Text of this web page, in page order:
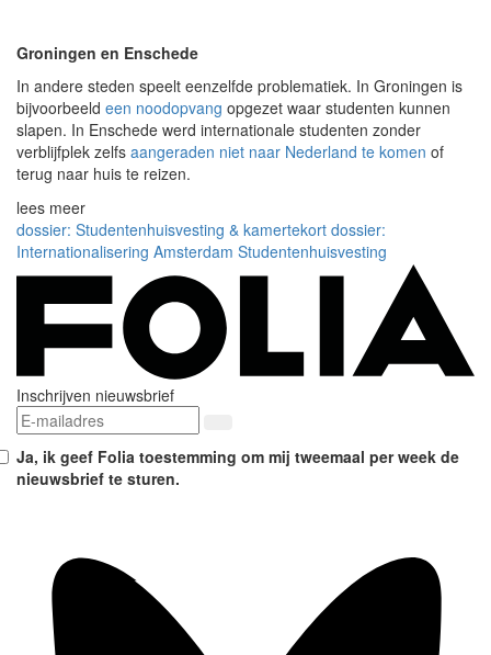
Groningen en Enschede
In andere steden speelt eenzelfde problematiek. In Groningen is
bijvoorbeeld een noodopvang opgezet waar studenten kunnen
slapen. In Enschede werd internationale studenten zonder
verblijfplek zelfs aangeraden niet naar Nederland te komen of
terug naar huis te reizen.
lees meer
dossier: Studentenhuisvesting & kamertekort dossier:
Internationalisering Amsterdam Studentenhuisvesting
Inschrijven nieuwsbrief
Ja, ik geef Folia toestemming om mij tweemaal per week de
nieuwsbrief te sturen.